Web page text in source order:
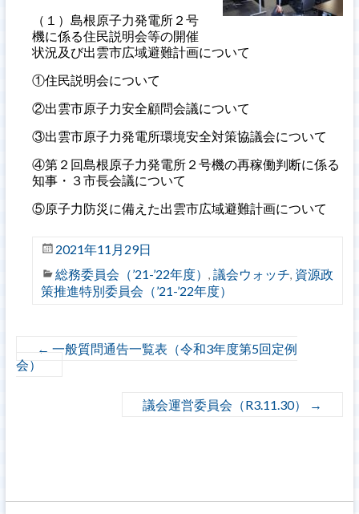
（１）島根原子力発電所２号
機に係る住民説明会等の開催
状況及び出雲市広域避難計画について
①住民説明会について
②出雲市原子力安全顧問会議について
③出雲市原子力発電所環境安全対策協議会について
④第２回島根原子力発電所２号機の再稼働判断に係る
知事・３市長会議について
⑤原子力防災に備えた出雲市広域避難計画について
2021年11月29日
総務委員会（’21-’22年度） , 議会ウォッチ, 資源政
策推進特別委員会（’21-’22年度）
← 一般質問通告一覧表（令和3年度第5回定例
会）
議会運営委員会（R3.11.30） →